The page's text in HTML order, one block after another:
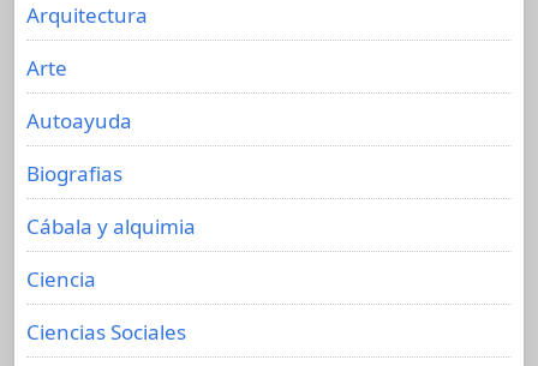
Arquitectura
Arte
Autoayuda
Biografias
Cábala y alquimia
Ciencia
Ciencias Sociales